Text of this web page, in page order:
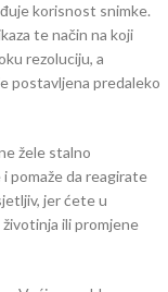
korisnost snimke.
te način na koji
rezoluciju, a
postavljena predaleko
žele stalno
pomaže da reagirate
jer ćete u
ili promjene